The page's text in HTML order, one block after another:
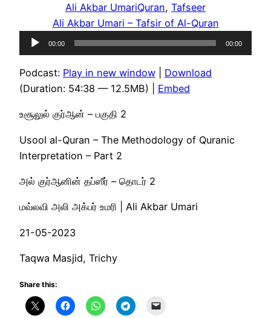
Ali Akbar UmariQuran, Tafseer
Ali Akbar Umari – Tafsir of Al-Quran
Audio
Player
00:00 00:00
Podcast: Play in new window
Download
(Duration: 54:38 — 12.5MB) | Embed
உசூலுல் குர்ஆன் – பகுதி 2
Usool al-Quran – The Methodology of Quranic
Interpretation – Part 2
அல் குர்ஆனின் தப்ஸீர் – தொடர் 2
மவ்லவி அலி அக்பர் உமரி | Ali Akbar Umari
21-05-2023
Taqwa Masjid, Trichy
Share this: